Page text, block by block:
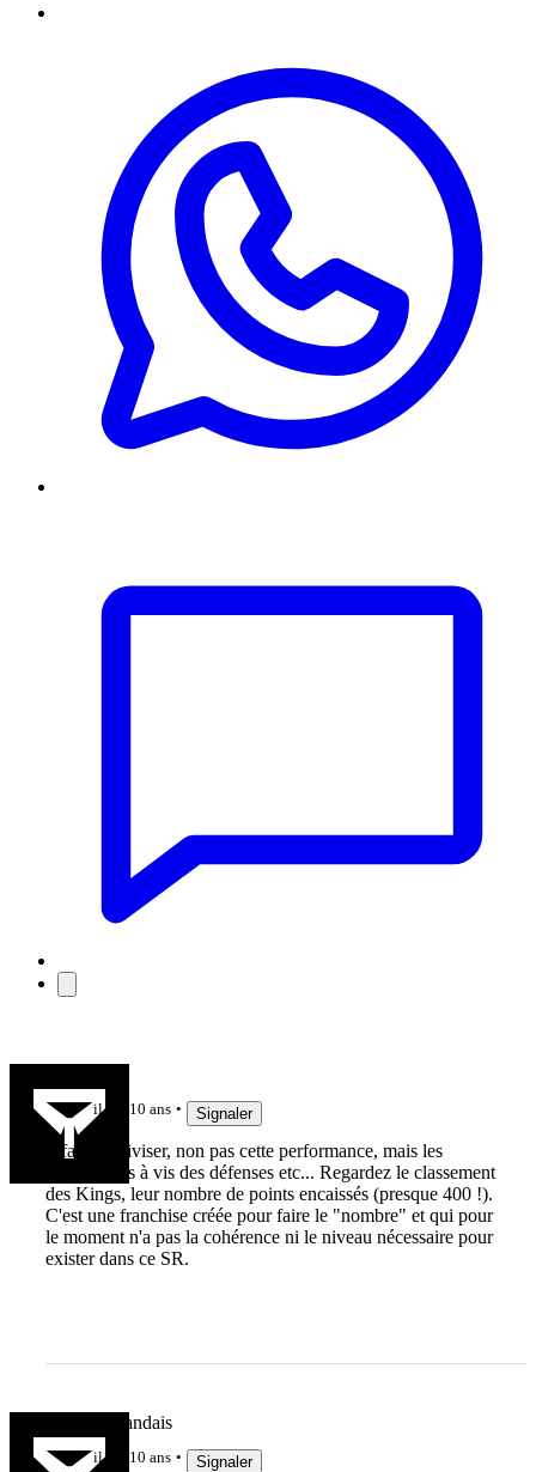
il y a 10 ans Signaler
Il faut relativiser, non pas cette performance, mais les
critiques vis à vis des défenses etc... Regardez le classement
des Kings, leur nombre de points encaissés (presque 400 !).
C'est une franchise créée pour faire le "nombre" et qui pour
le moment n'a pas la cohérence ni le niveau nécessaire pour
exister dans ce SR.
Le Haut Landais
il y a 10 ans Signaler